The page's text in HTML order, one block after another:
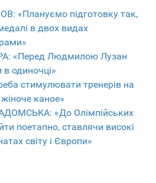
«Плануємо підготовку так,
в двох видах
«Перед Людмилою Лузан
в одиночці»
стимулювати тренерів на
каное»
«До Олімпійських
поетапно, ставлячи високі
світу і Європи»